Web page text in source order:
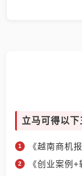
立马可得以下
《越南商机报
《创业案例